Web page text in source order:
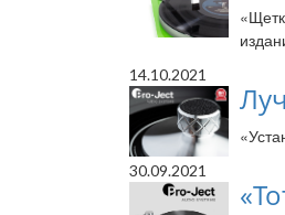
14.10.2021
30.09.2021